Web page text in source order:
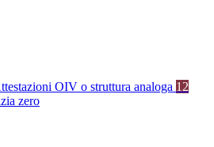
OIV o struttura analoga 12
zero